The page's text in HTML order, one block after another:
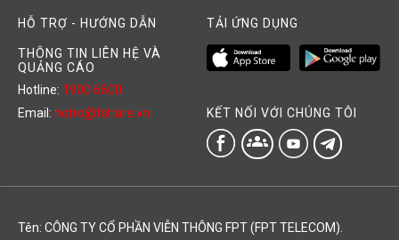
HỖ TRỢ - HƯỚNG DẪN
THÔNG TIN LIÊN HỆ VÀ
QUẢNG CÁO
Hotline: 1900 6600
Email: hotro@fshare.vn
TẢI ỨNG DỤNG
KẾT NỐI VỚI CHÚNG TÔI
groups
Tên: CÔNG TY CỔ PHẦN VIỄN THÔNG FPT (FPT TELECOM).